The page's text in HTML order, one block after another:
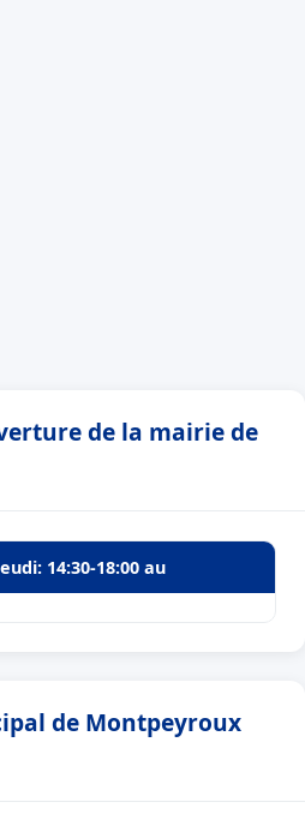
de la mairie de
14:30-18:00 au
de Montpeyroux